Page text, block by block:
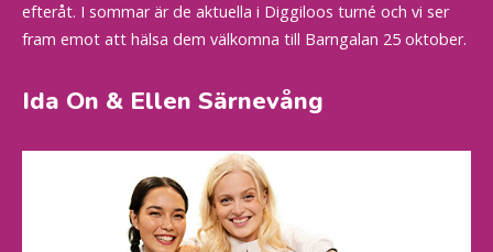
efteråt. I sommar är de aktuella i Diggiloos turné och vi ser
fram emot att hälsa dem välkomna till Barngalan 25 oktober.
Ida On & Ellen Särnevång